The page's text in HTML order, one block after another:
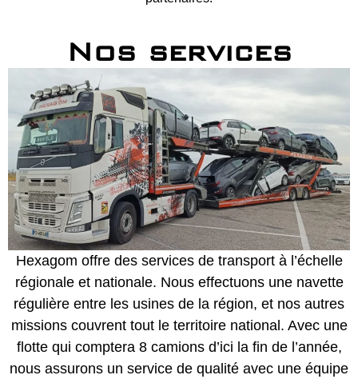
Nos services
Hexagom offre des services de transport à l’échelle
régionale et nationale. Nous effectuons une navette
régulière entre les usines de la région, et nos autres
missions couvrent tout le territoire national. Avec une
flotte qui comptera 8 camions d’ici la fin de l’année,
nous assurons un service de qualité avec une équipe